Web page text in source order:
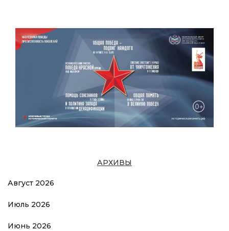
АРХИВЫ
Август 2026
Июль 2026
Июнь 2026